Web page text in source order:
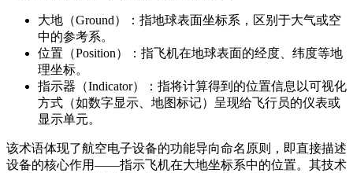
大地（Ground）：指地球表面坐标系，区别于大气或空
中的参考系。
位置（Position）：指飞机在地球表面的经度、纬度等地
理坐标。
指示器（Indicator）：指将计算得到的位置信息以可视化
方式（如数字显示、地图标记）呈现给飞行员的仪表或
显示单元。
该术语体现了航空电子设备的功能导向命名原则，即直接描述
设备的核心作用——指示飞机在大地坐标系中的位置。其技术